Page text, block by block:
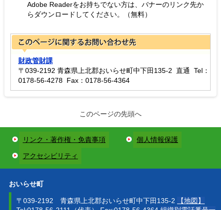
Adobe Readerをお持ちでない方は、バナーのリンク先か
らダウンロードしてください。（無料）
財政管財課
〒039-2192 青森県上北郡おいらせ町中下田135-2 直通 Tel：
0178-56-4278 Fax：0178-56-4364
このページの先頭へ
リンク・著作権・免責事項 個人情報保護
アクセシビリティ
おいらせ町
〒039-2192 青森県上北郡おいらせ町中下田135-2
【地図】